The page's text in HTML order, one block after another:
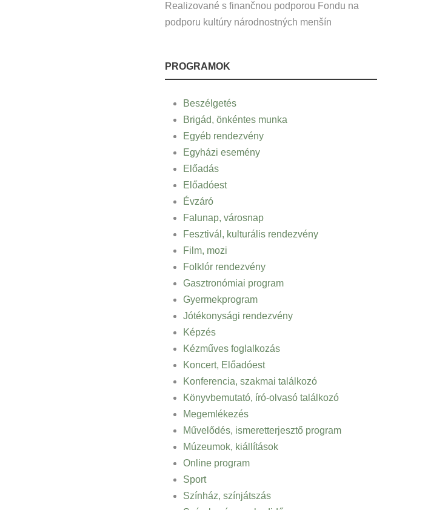
Realizované s finančnou podporou Fondu na
podporu kultúry národnostných menšín
PROGRAMOK
Beszélgetés
Brigád, önkéntes munka
Egyéb rendezvény
Egyházi esemény
Előadás
Előadóest
Évzáró
Falunap, városnap
Fesztivál, kulturális rendezvény
Film, mozi
Folklór rendezvény
Gasztronómiai program
Gyermekprogram
Jótékonysági rendezvény
Képzés
Kézműves foglalkozás
Koncert, Előadóest
Konferencia, szakmai találkozó
Könyvbemutató, író-olvasó találkozó
Megemlékezés
Művelődés, ismeretterjesztő program
Múzeumok, kiállítások
Online program
Sport
Színház, színjátszás